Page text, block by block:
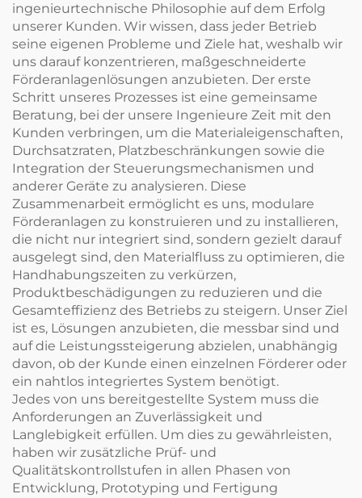
ingenieurtechnische Philosophie auf dem Erfolg
unserer Kunden. Wir wissen, dass jeder Betrieb
seine eigenen Probleme und Ziele hat, weshalb wir
uns darauf konzentrieren, maßgeschneiderte
Förderanlagenlösungen anzubieten. Der erste
Schritt unseres Prozesses ist eine gemeinsame
Beratung, bei der unsere Ingenieure Zeit mit den
Kunden verbringen, um die Materialeigenschaften,
Durchsatzraten, Platzbeschränkungen sowie die
Integration der Steuerungsmechanismen und
anderer Geräte zu analysieren. Diese
Zusammenarbeit ermöglicht es uns, modulare
Förderanlagen zu konstruieren und zu installieren,
die nicht nur integriert sind, sondern gezielt darauf
ausgelegt sind, den Materialfluss zu optimieren, die
Handhabungszeiten zu verkürzen,
Produktbeschädigungen zu reduzieren und die
Gesamteffizienz des Betriebs zu steigern. Unser Ziel
ist es, Lösungen anzubieten, die messbar sind und
auf die Leistungssteigerung abzielen, unabhängig
davon, ob der Kunde einen einzelnen Förderer oder
ein nahtlos integriertes System benötigt.
Jedes von uns bereitgestellte System muss die
Anforderungen an Zuverlässigkeit und
Langlebigkeit erfüllen. Um dies zu gewährleisten,
haben wir zusätzliche Prüf- und
Qualitätskontrollstufen in allen Phasen von
Entwicklung, Prototyping und Fertigung